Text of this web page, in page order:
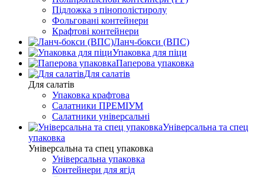
Підложка з пінополістиролу
Фольговані контейнери
Крафтові контейнери
Ланч-бокси (ВПС)
Упаковка для піци
Паперова упаковка
Для салатів
Для салатів
Упаковка крафтова
Салатники ПРЕМІУМ
Салатники універсальні
Універсальна та спец
упаковка
Універсальна та спец упаковка
Універсальна упаковка
Контейнери для ягід